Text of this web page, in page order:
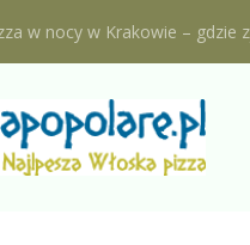
w nocy w Krakowie – gdzie